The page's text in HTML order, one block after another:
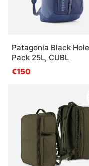
Patagonia Black Hole
Pack 25L, CUBL
€150